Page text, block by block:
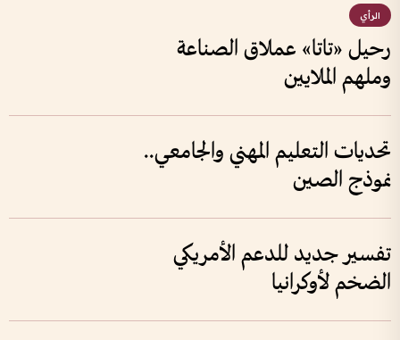
الرأي
رحيل «تاتا» عملاق الصناعة
وملهم الملايين
تحديات التعليم المهني والجامعي..
نموذج الصين
تفسير جديد للدعم الأمريكي
الضخم لأوكرانيا